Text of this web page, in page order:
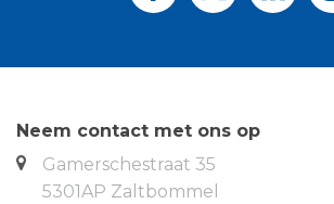
-Kopie geldig paspoort/ID of rijbewijs
-Werkgeversverklaring
hypotheekhouder verklaring
Neem contact met ons op
Gamerschestraat 35
5301AP Zaltbommel